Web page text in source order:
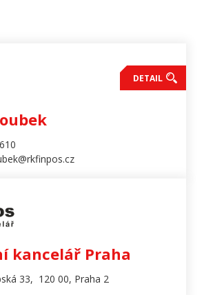
DETAIL
kancelář Praha
33, 120 00, Praha 2